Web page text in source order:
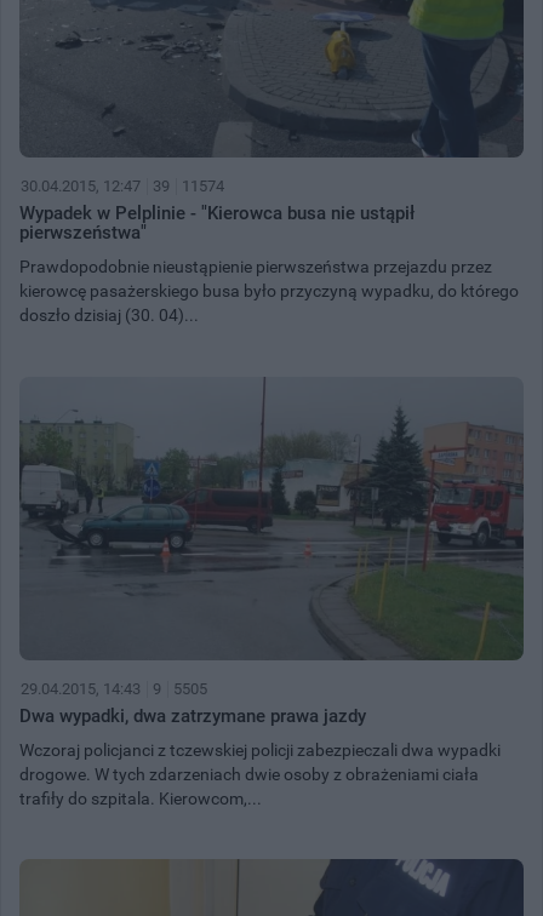
30.04.2015, 12:47 39 11574
Wypadek w Pelplinie - "Kierowca busa nie ustąpił
pierwszeństwa"
Prawdopodobnie nieustąpienie pierwszeństwa przejazdu przez
kierowcę pasażerskiego busa było przyczyną wypadku, do którego
doszło dzisiaj (30. 04)...
29.04.2015, 14:43 9 5505
Dwa wypadki, dwa zatrzymane prawa jazdy
Wczoraj policjanci z tczewskiej policji zabezpieczali dwa wypadki
drogowe. W tych zdarzeniach dwie osoby z obrażeniami ciała
trafiły do szpitala. Kierowcom,...